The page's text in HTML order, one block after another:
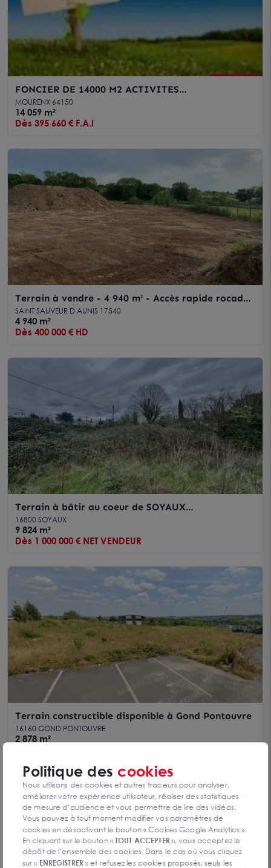
FONCIER DE 14000 M2 ACTIVITES
INDUSTRIELLES OU ARTISANALES
MOURENX 64150
14 059 m²
Dès 395 660 € F.A.I
Terrain à vendre - 4 940 m² - Accès rapide rocade
- Secteur Saint-Sauveur-d'Aunis
SAINT SAUVEUR D AUNIS 17540
4 940 m²
Dès 400 000 € HD
Terrain à bâtir au coeur de SOYAUX
agglomération Est d'ANGOULEME
16800 SOYAUX
9 824 m²
Dès 1 000 000 € NET VENDEUR
Terrain constructible disponible à Gond Pontouvre
16160 GOND PONTOUVRE
2 878 m²
Politique des cookies
Nous utilisons des cookies et autres traceurs pour analyser,
améliorer votre expérience utilisateur, réaliser des statistiques
de mesure d’audience et vous permettre de lire des vidéos.
Vous pouvez à tout moment modifier vos paramètres de
cookies en désactivant le bouton « Cookies Google Analytics ».
En cliquant sur le bouton «TOUT ACCEPTER», vous acceptez le
dépôt de l’ensemble des cookies. Dans le cas où vous cliquez
sur « ENREGISTRER» et refusez les cookies proposés, seuls les